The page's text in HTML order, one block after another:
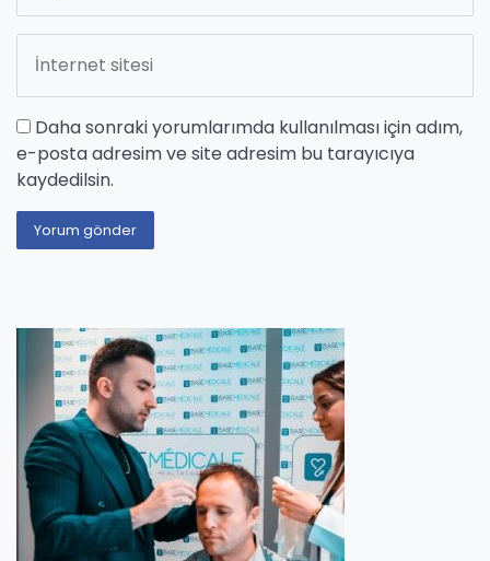
Daha sonraki yorumlarımda kullanılması için adım,
e-posta adresim ve site adresim bu tarayıcıya
kaydedilsin.